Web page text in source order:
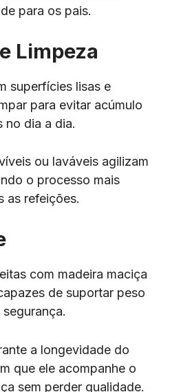
para os pais.
Limpeza
superfícies lisas e
para evitar acúmulo
no dia a dia.
ou laváveis agilizam
o processo mais
as refeições.
com madeira maciça
de suportar peso
a longevidade do
que ele acompanhe o
sem perder qualidade.